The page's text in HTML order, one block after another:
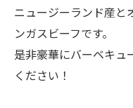
ニュージーランド産と
ンガスビーフです。
是非豪華にバーベキュ
ください！